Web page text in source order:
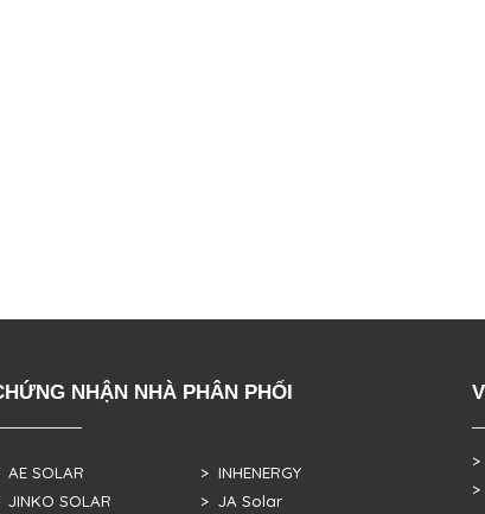
NHẬN NHÀ PHÂN PHỐI
AE SOLAR
JINKO SOLAR
> INHENERGY
> JA Solar
>